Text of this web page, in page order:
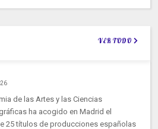
VER TODO
de las Artes y las Ciencias
ha acogido en Madrid el
25 títulos de producciones españolas